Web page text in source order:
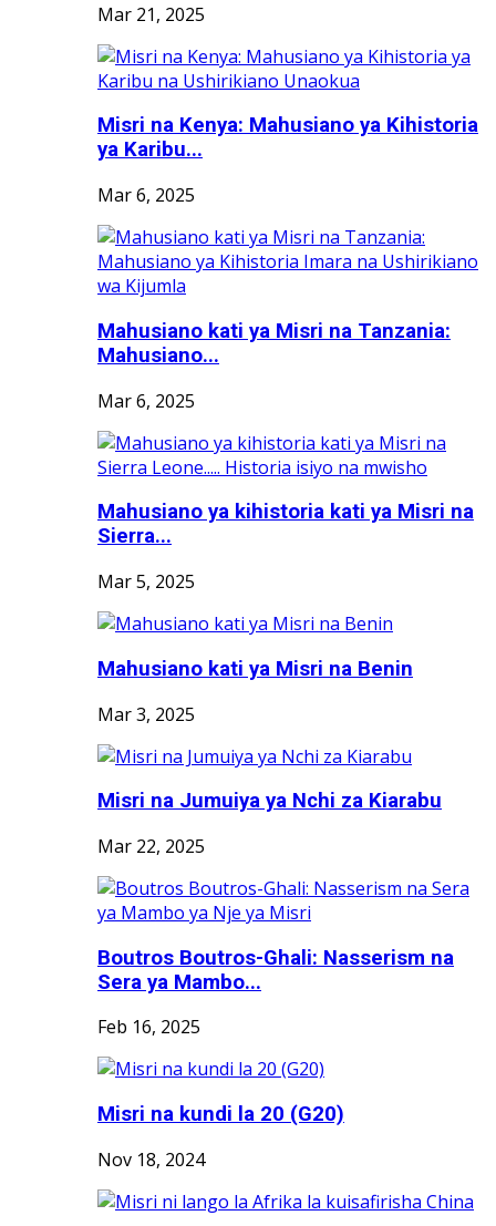
Mar 21, 2025
Misri na Kenya: Mahusiano ya Kihistoria
ya Karibu...
Mar 6, 2025
Mahusiano kati ya Misri na Tanzania:
Mahusiano...
Mar 6, 2025
Mahusiano ya kihistoria kati ya Misri na
Sierra...
Mar 5, 2025
Mahusiano kati ya Misri na Benin
Mar 3, 2025
Misri na Jumuiya ya Nchi za Kiarabu
Mar 22, 2025
Boutros Boutros-Ghali: Nasserism na
Sera ya Mambo...
Feb 16, 2025
Misri na kundi la 20 (G20)
Nov 18, 2024